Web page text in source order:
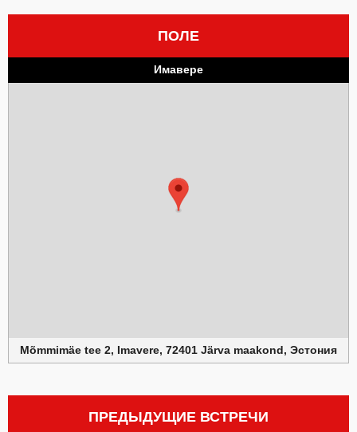
ПОЛЕ
Имавере
Mõmmimäe tee 2, Imavere, 72401 Järva maakond, Эстония
ПРЕДЫДУЩИЕ ВСТРЕЧИ